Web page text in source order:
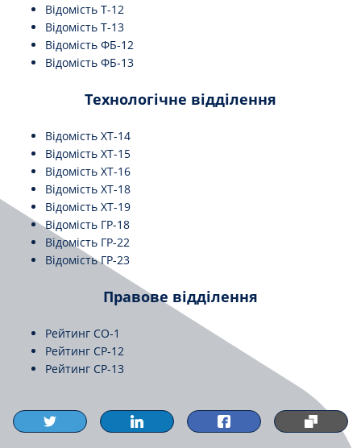
Відомість Т-12
Відомість Т-13
Відомість ФБ-12
Відомість ФБ-13
Технологічне відділення
Відомість ХТ-14
Відомість ХТ-15
Відомість ХТ-16
Відомість ХТ-18
Відомість ХТ-19
Відомість ГР-18
Відомість ГР-22
Відомість ГР-23
Правове відділення
Рейтинг СО-1
Рейтинг СР-12
Рейтинг СР-13